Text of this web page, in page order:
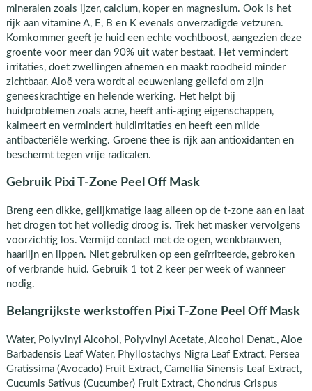
mineralen zoals ijzer, calcium, koper en magnesium. Ook is het
rijk aan vitamine A, E, B en K evenals onverzadigde vetzuren.
Komkommer geeft je huid een echte vochtboost, aangezien deze
groente voor meer dan 90% uit water bestaat. Het vermindert
irritaties, doet zwellingen afnemen en maakt roodheid minder
zichtbaar. Aloë vera wordt al eeuwenlang geliefd om zijn
geneeskrachtige en helende werking. Het helpt bij
huidproblemen zoals acne, heeft anti-aging eigenschappen,
kalmeert en vermindert huidirritaties en heeft een milde
antibacteriële werking. Groene thee is rijk aan antioxidanten en
beschermt tegen vrije radicalen.
Gebruik Pixi T-Zone Peel Off Mask
Breng een dikke, gelijkmatige laag alleen op de t-zone aan en laat
het drogen tot het volledig droog is. Trek het masker vervolgens
voorzichtig los. Vermijd contact met de ogen, wenkbrauwen,
haarlijn en lippen. Niet gebruiken op een geïrriteerde, gebroken
of verbrande huid. Gebruik 1 tot 2 keer per week of wanneer
nodig.
Belangrijkste werkstoffen Pixi T-Zone Peel Off Mask
Water, Polyvinyl Alcohol, Polyvinyl Acetate, Alcohol Denat., Aloe
Barbadensis Leaf Water, Phyllostachys Nigra Leaf Extract, Persea
Gratissima (Avocado) Fruit Extract, Camellia Sinensis Leaf Extract,
Cucumis Sativus (Cucumber) Fruit Extract, Chondrus Crispus